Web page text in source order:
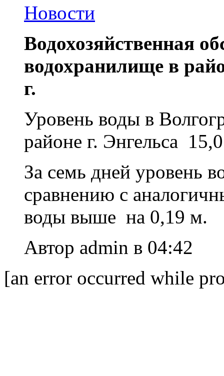
Новости
Водохозяйственная
водохранилище в
г.
Уровень воды в
районе г. Энгельса
За семь дней уровень
сравнению с
воды выше на 0,19 м.
Автор admin в 04:42
[an error occurred while